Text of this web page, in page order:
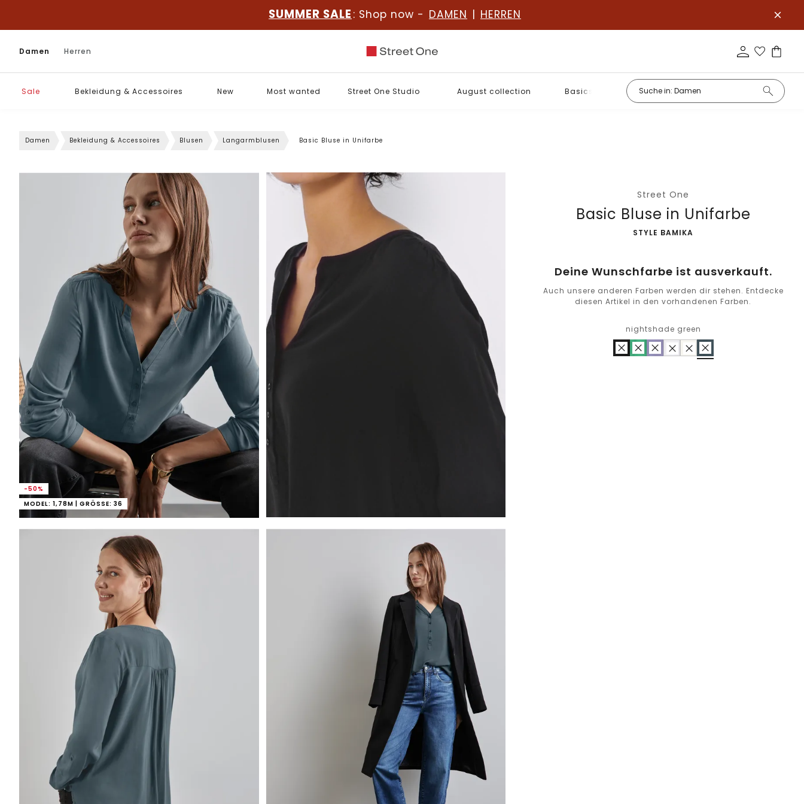
SUMMER SALE : Shop now - DAMEN | HERREN
Damen Herren
Sale Bekleidung & Accessoires New Most wanted Street One Studio August collection Basics
Damen Bekleidung & Accessoires Blusen Langarmblusen Basic Bluse in Unifarbe
-50%
MODEL: 1,78M | GRÖSSE: 36
Street One
Basic Bluse in Unifarbe
-
STYLE BAMIKA
Deine Wunschfarbe ist ausverkauft.
Auch unsere anderen Farben werden dir stehen. Entdecke
diesen Artikel in den vorhandenen Farben.
nightshade green